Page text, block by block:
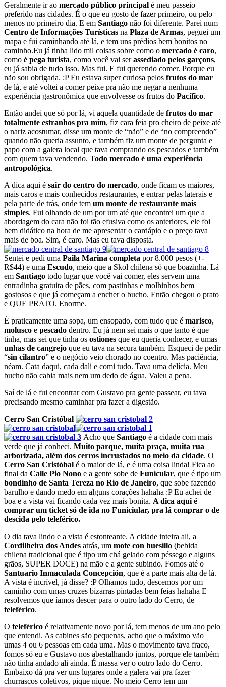
Geralmente ir ao mercado público principal é meu passeio
preferido nas cidades. É o que eu gosto de fazer primeiro, ou pelo
menos no primeiro dia. E em Santiago não foi diferente. Parei num
Centro de Informações Turísticas na Plaza de Armas, peguei um
mapa e fui caminhando até lá, e tem uns prédios bem bonitos no
caminho.Eu já tinha lido mil coisas sobre como o mercado é caro,
como é pega turista, como você vai serassediado pelos garçons,
eu já sabia de tudo isso. Mas fui. E fui querendo comer. Porque eu
não sou obrigada. :P Eu estava super curiosa pelos frutos do mar
de lá, e até voltei a comer peixe pra não me negar a nenhuma
experiência gastronômica que envolvesse os frutos do Pacífico.
Então andei que só por lá, vi aquela quantidade de frutos do mar
totalmente estranhos pra mim, fiz cara feia pro cheiro de peixe até
o nariz acostumar, disse um monte de “não” e de “no compreendo”
quando não queria assunto, e também fiz um monte de pergunta e
papo com a galera local que tava comprando os pescados e também
com quem tava vendendo. Todo mercado é uma experiência
antropológica.
A dica aqui é sair do centro do mercado, onde ficam os maiores,
mais caros e mais conhecidos restaurantes, e entrar pelas laterais e
pela parte de trás, onde tem um monte de restaurante mais
simples. Fui olhando de um por um até que encontrei um que a
abordagem do cara não foi tão efusiva como os anteriores, ele foi
bem didático na hora de me apresentar o cardápio e o preço tava
mais de boa. Sim, é caro. Mas eu tava disposta.
Sentei e pedi uma Paila Marina completa por 8.000 pesos (+-
R$44) e uma Escudo, meio que a Skol chilena só que boazinha. Lá
em Santiago todo lugar que você vai comer, eles servem uma
entradinha gratuita de pães, com pastinhas e molhinhos bem
gostosos e que já começam a encher o bucho. Então chegou o prato
e QUE PRATO. Enorme.
É praticamente uma sopa, um ensopado, com tudo que é marisco,
molusco e pescado dentro. Eu já nem sei mais o que tanto é que
tinha, mas sei que tinha os ostiones que eu queria conhecer, e umas
unhas de cangrejo que eu tava na secura também. Esqueci de pedir
“sin cilantro” e o negócio veio chorado no coentro. Mas paciência,
néam. Cata daqui, cada dali e comi tudo. Tava uma delícia. Meu
bucho não cabia mais nem um dedo de água. Valeu a pena.
Saí de lá e fui encontrar com Gustavo pra gente passear, eu tava
precisando mesmo caminhar pra fazer a digestão.
Cerro San Cristóbal
Acho que Santiago é a cidade com mais
verde que já conheci. Muito parque, muita praça, muita rua
arborizada, além dos cerros incrustados no meio da cidade. O
Cerro San Cristóbal é o maior de lá, e é uma coisa linda! Fica ao
final da Calle Pio Nono e a gente sobe de Funicular, que é tipo um
bondinho de Santa Tereza no Rio de Janeiro, que sobe fazendo
barulho e dando medo em alguns corações hahaha :P Eu achei de
boa e a vista vai ficando cada vez mais bonita. A dica aqui é
comprar um ticket só de ida no Funiciular, pra lá comprar o de
descida pelo teleférico.
O dia tava lindo e a vista é estonteante. A cidade inteira ali, a
Cordilheira dos Andes atrás, um mote con huesillo (bebida
chilena tradicional que é tipo um chá gelado com péssego e alguns
grãos, SUPER DOCE) na mão e a gente subindo. Fomos até o
Santuario Inmaculada Concepción, que é a parte mais alta de lá.
A vista é incrível, já disse? :P Olhamos tudo, descemos por um
caminho com umas cruzes bizarras pintadas bem feias hahaha E
resolvemos que íamos descer para o outro lado do Cerro, de
teleférico.
O teleférico é relativamente novo por lá, tem menos de um ano pelo
que entendi. As cabines são pequenas, acho que o máximo vão
umas 4 ou 6 pessoas em cada uma. Mas o movimento tava fraco,
fomos só eu e Gustavo nos abestalhando juntos, porque ele também
não tinha andado ali ainda. É massa ver o outro lado do Cerro.
Embaixo dá pra ver uns lugares onde a galera vai pra fazer
churrascos coletivos, pique nique. No meio Cerro tem um